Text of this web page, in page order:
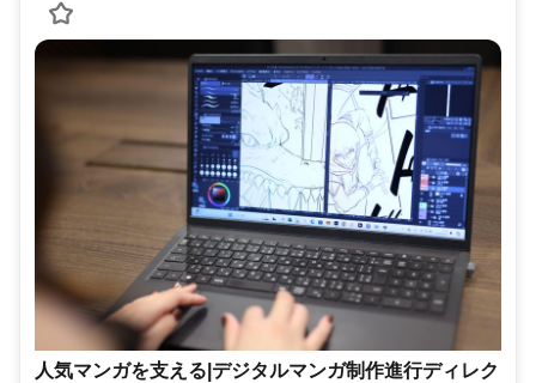
人気マンガを支える|デジタルマンガ制作進行ディレク